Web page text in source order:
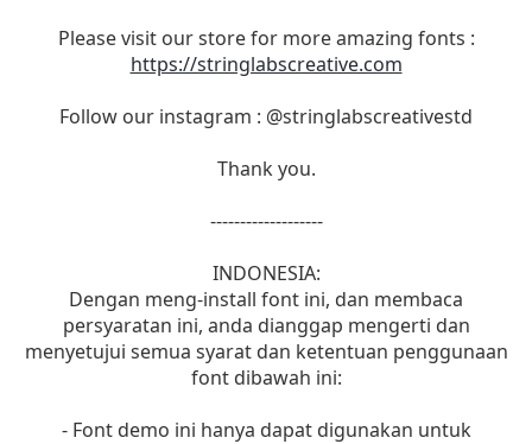
Please visit our store for more amazing fonts :
https://stringlabscreative.com
Follow our instagram : @stringlabscreativestd
Thank you.
-------------------
INDONESIA:
Dengan meng-install font ini, dan membaca
persyaratan ini, anda dianggap mengerti dan
menyetujui semua syarat dan ketentuan penggunaan
font dibawah ini:
- Font demo ini hanya dapat digunakan untuk